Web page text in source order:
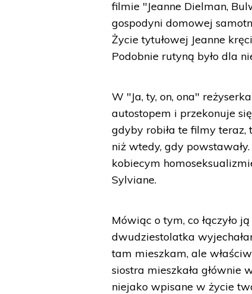
filmie "Jeanne Dielman,
gospodyni domowej
Życie tytułowej Jeanne
Podobnie rutyną było dla
W "Ja, ty, on, ona"
autostopem i przekonuje
gdyby robiła te filmy teraz,
niż wtedy, gdy
kobiecym
Sylviane.
Mówiąc o tym, co łączyło
dwudziestolatka
tam mieszkam, ale
siostra mieszkała głównie
niejako wpisane w życie